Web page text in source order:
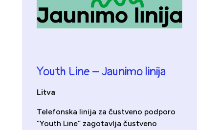
Youth Line – Jaunimo linija
Litva
Telefonska linija za čustveno podporo
‘’Youth Line’’ zagotavlja čustveno